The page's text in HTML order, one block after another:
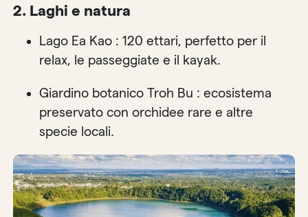
2. Laghi e natura
Lago Ea Kao : 120 ettari, perfetto per il
relax, le passeggiate e il kayak.
Giardino botanico Troh Bu : ecosistema
preservato con orchidee rare e altre
specie locali.